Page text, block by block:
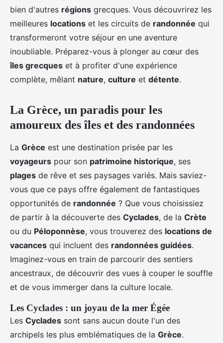
bien d'autres régions grecques. Vous découvrirez les
meilleures locations et les circuits de randonnée qui
transformeront votre séjour en une aventure
inoubliable. Préparez-vous à plonger au cœur des
îles grecques et à profiter d'une expérience
complète, mêlant nature, culture et détente.
La Grèce, un paradis pour les
amoureux des îles et des randonnées
La Grèce est une destination prisée par les
voyageurs pour son patrimoine historique, ses
plages de rêve et ses paysages variés. Mais saviez-
vous que ce pays offre également de fantastiques
opportunités de randonnée ? Que vous choisissiez
de partir à la découverte des Cyclades, de la Crète
ou du Péloponnèse, vous trouverez des locations de
vacances qui incluent des randonnées guidées.
Imaginez-vous en train de parcourir des sentiers
ancestraux, de découvrir des vues à couper le souffle
et de vous immerger dans la culture locale.
Les Cyclades : un joyau de la mer Égée
Les Cyclades sont sans aucun doute l'un des
archipels les plus emblématiques de la Grèce.